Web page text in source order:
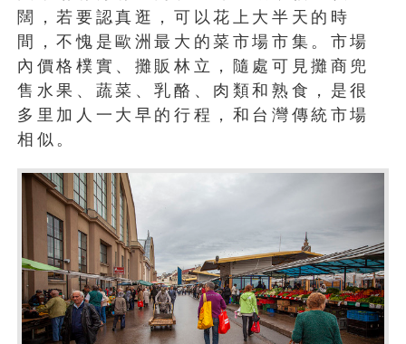
闊，若要認真逛，可以花上大半天的時
間，不愧是歐洲最大的菜市場市集。市場
內價格樸實、攤販林立，隨處可見攤商兜
售水果、蔬菜、乳酪、肉類和熟食，是很
多里加人一大早的行程，和台灣傳統市場
相似。